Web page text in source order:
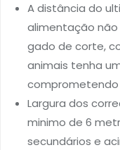
A distância do
alimentação
gado de corte,
animais tenha
comprometendo
Largura dos
minimo de 6
secundários e